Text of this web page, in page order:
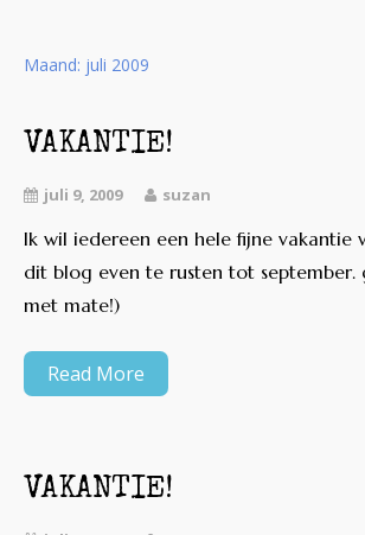
Maand: juli 2009
VAKANTIE!
juli 9, 2009 suzan
Ik wil iedereen een hele fijne vakantie
dit blog even te rusten tot september.
met mate!)
Read More
VAKANTIE!